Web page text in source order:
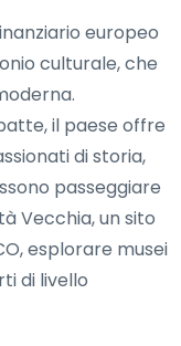
europeo
culturale, che
il paese offre
di storia,
passeggiare
Vecchia, un sito
esplorare musei
di livello